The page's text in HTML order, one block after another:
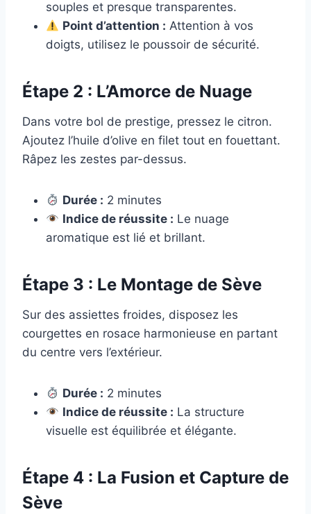
souples et presque transparentes.
Point d’attention : Attention à vos
doigts, utilisez le poussoir de sécurité.
Étape 2 : L’Amorce de Nuage
Dans votre bol de prestige, pressez le citron.
Ajoutez l’huile d’olive en filet tout en fouettant.
Râpez les zestes par-dessus.
Durée : 2 minutes
Indice de réussite : Le nuage
aromatique est lié et brillant.
Étape 3 : Le Montage de Sève
Sur des assiettes froides, disposez les
courgettes en rosace harmonieuse en partant
du centre vers l’extérieur.
Durée : 2 minutes
Indice de réussite : La structure
visuelle est équilibrée et élégante.
Étape 4 : La Fusion et Capture de
Sève